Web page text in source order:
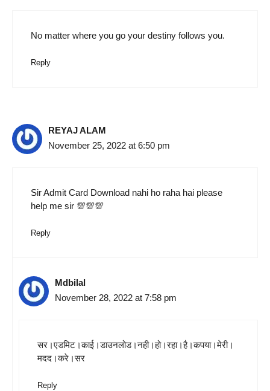
No matter where you go your destiny follows you.
Reply
REYAJ ALAM
November 25, 2022 at 6:50 pm
Sir Admit Card Download nahi ho raha hai please
help me sir 💯💯💯
Reply
Mdbilal
November 28, 2022 at 7:58 pm
सर।एडमिट।काई।डाउनलोड।नही।हो।रहा।है।कपया।मेरी।
मदद।करे।सर
Reply